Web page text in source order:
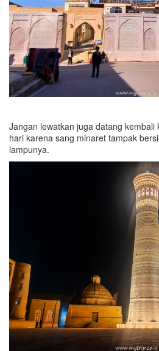
Jangan lewatkan juga datang kembali
hari karena sang minaret tampak
lampunya.